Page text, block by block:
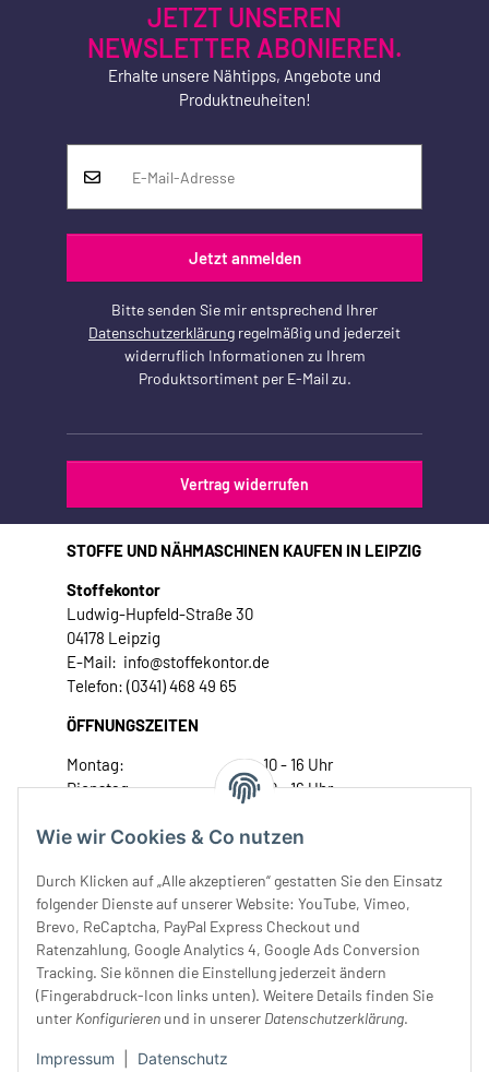
Wie wir Cookies & Co nutzen
Durch Klicken auf „Alle akzeptieren“ gestatten Sie den Einsatz
folgender Dienste auf unserer Website: YouTube, Vimeo,
Brevo, ReCaptcha, PayPal Express Checkout und
Ratenzahlung, Google Analytics 4, Google Ads Conversion
Tracking. Sie können die Einstellung jederzeit ändern
(Fingerabdruck-Icon links unten). Weitere Details finden Sie
unter Konfigurieren und in unserer Datenschutzerklärung.
Impressum Datenschutz
JETZT UNSEREN
NEWSLETTER ABONIEREN.
Erhalte unsere Nähtipps, Angebote und
Produktneuheiten!
Jetzt anmelden
Bitte senden Sie mir entsprechend Ihrer
Datenschutzerklärung regelmäßig und jederzeit
widerruflich Informationen zu Ihrem
Produktsortiment per E-Mail zu.
Vertrag widerrufen
STOFFE UND NÄHMASCHINEN KAUFEN IN LEIPZIG
Stoffekontor
Ludwig-Hupfeld-Straße 30
04178 Leipzig
E-Mail: info@stoffekontor.de
Telefon: (0341) 468 49 65
ÖFFNUNGSZEITEN
Montag:
10 - 16 Uhr
Dienstag:
10 - 16 Uhr
Donnerstag:
10 - 18 Uhr
Samstag:
10 - 14 Uhr
Unser Service
Rechtliches